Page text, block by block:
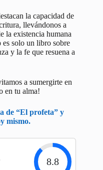
la capacidad de
llevándonos a
la existencia humana
solo un libro sobre
y la fe que resuena a
a sumergirte en
en tu alma!
de “El profeta” y
mismo.
8.8